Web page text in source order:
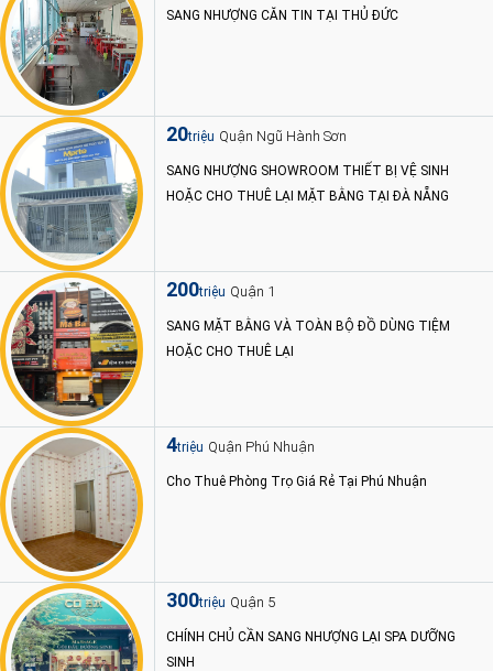
SANG NHƯỢNG CĂN TIN TẠI THỦ ĐỨC
20triệu Quận Ngũ Hành Sơn
SANG NHƯỢNG SHOWROOM THIẾT BỊ VỆ SINH
HOẶC CHO THUÊ LẠI MẶT BẰNG TẠI ĐÀ NẴNG
200triệu Quận 1
SANG MẶT BẰNG VÀ TOÀN BỘ ĐỒ DÙNG TIỆM
HOẶC CHO THUÊ LẠI
4triệu Quận Phú Nhuận
Cho Thuê Phòng Trọ Giá Rẻ Tại Phú Nhuận
300triệu Quận 5
CHÍNH CHỦ CẦN SANG NHƯỢNG LẠI SPA DƯỠNG
SINH